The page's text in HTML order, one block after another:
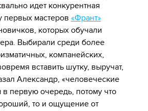
идет конкурентная
первых мастеров «Франт»
которых обучали
Выбирали среди более
компанейских,
вставить шутку, выручат,
Александр, «человеческие
в первую очередь, потому что
то и ощущение от